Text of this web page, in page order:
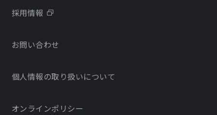
不動産開発をご検討の方へ
物件をお探しの方向け
オフィス・店舗をお探しの方へ
採用情報
お問い合わせ
個人情報の取り扱いについて
オンラインポリシー